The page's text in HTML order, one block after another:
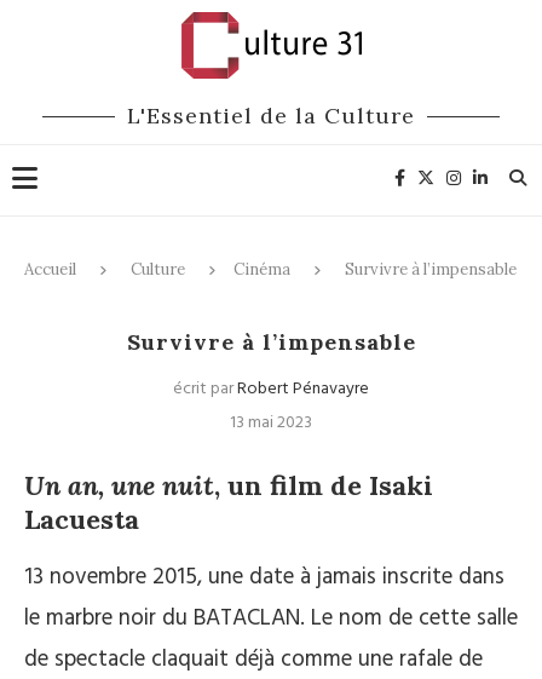
L'Essentiel de la Culture
Accueil Culture Cinéma Survivre à l’impensable
Survivre à l’impensable
écrit parRobert Pénavayre
13 mai 2023
Un an, une nuit, un film de Isaki
Lacuesta
13 novembre 2015, une date à jamais inscrite dans
le marbre noir du BATACLAN. Le nom de cette salle
de spectacle claquait déjà comme une rafale de